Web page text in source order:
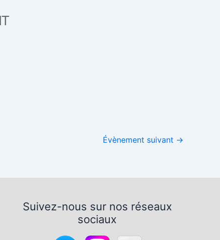
Évènement suivant →
Suivez-nous sur nos réseaux
sociaux